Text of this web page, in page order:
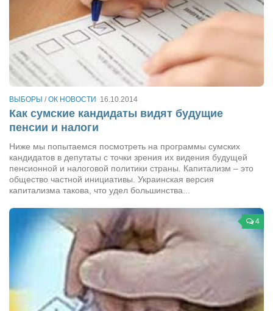
Конкурсы
Фестиваль. Конкурс «Колибри» 2017
Конкурс «Колибри» 2016
Конкурс «Колибри» 2015
Конкурс «Колибри» 2014
Литературный конкурс «Я люблю Украину»
Конкурс «Колибри — детям!» 2014
Конкурс «Колибри» 2013
Афиша
Афиша Киев
Афиша Сумы
О нас
ВЫБОРЫ /ОК НОВОСТИ 16.10.2014
Как сумские кандидаты видят будущие
пенсии и налоги
Ниже мы попытаемся посмотреть на программы сумских
кандидатов в депутаты с точки зрения их видения будущей
пенсионной и налоговой политики страны. Капитализм – это
общество частной инициативы. Украинская версия
капитализма такова, что удел большинства...
4